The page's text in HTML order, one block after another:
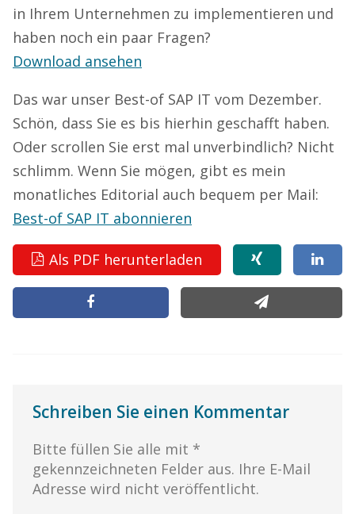
in Ihrem Unternehmen zu implementieren und
haben noch ein paar Fragen?
Download ansehen
Das war unser Best-of SAP IT vom Dezember.
Schön, dass Sie es bis hierhin geschafft haben.
Oder scrollen Sie erst mal unverbindlich? Nicht
schlimm. Wenn Sie mögen, gibt es mein
monatliches Editorial auch bequem per Mail:
Best-of SAP IT abonnieren
Als PDF herunterladen
Schreiben Sie einen Kommentar
Bitte füllen Sie alle mit *
gekennzeichneten Felder aus. Ihre E-Mail
Adresse wird nicht veröffentlicht.